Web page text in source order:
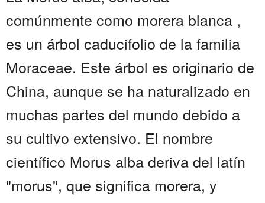
comúnmente como morera blanca ,
es un árbol caducifolio de la familia
Moraceae. Este árbol es originario de
China, aunque se ha naturalizado en
muchas partes del mundo debido a
su cultivo extensivo. El nombre
científico Morus alba deriva del latín
"morus", que significa morera, y